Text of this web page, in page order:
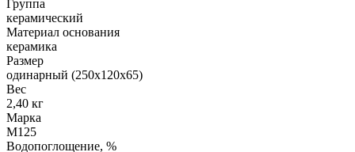
Группа
керамический
Материал основания
керамика
Размер
одинарный (250х120х65)
Вес
2,40 кг
Марка
М125
Водопоглощение, %